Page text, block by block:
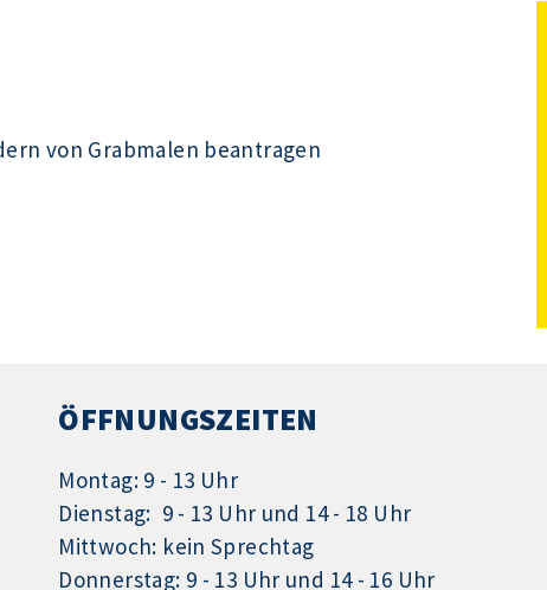
von Grabmalen beantragen
ÖFFNUNGSZEITEN
Montag: 9 - 13 Uhr
Dienstag: 9 - 13 Uhr und 14 - 18 Uhr
Mittwoch: kein Sprechtag
Donnerstag: 9 - 13 Uhr und 14 - 16 Uhr